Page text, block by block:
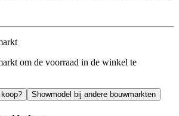
om de voorraad in de winkel te
Showmodel bij andere bouwmarkten